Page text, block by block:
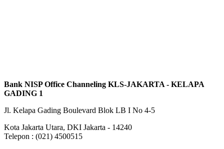
Bank NISP Office Channeling KLS-JAKARTA - KELAPA
GADING 1
Jl. Kelapa Gading Boulevard Blok LB I No 4-5
Kota Jakarta Utara, DKI Jakarta - 14240
Telepon : (021) 4500515